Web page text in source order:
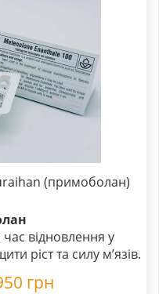
(примоболан)
відновлення у
ріст та силу м’язів.
грн